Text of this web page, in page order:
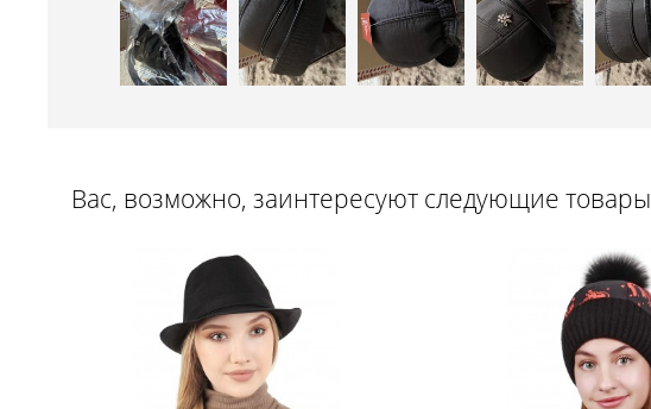
Вас, возможно, заинтересуют следующие товары